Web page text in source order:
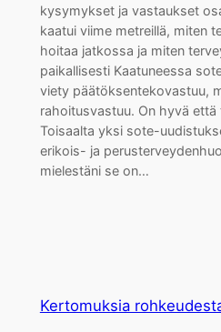
kysymykset ja vastaukset
kaatui viime metreillä, miten
hoitaa jatkossa ja miten
paikallisesti Kaatuneessa
viety päätöksentekovastuu,
rahoitusvastuu. On hyvä että
Toisaalta yksi sote-
erikois- ja
mielestäni se on…
Kertomuksia